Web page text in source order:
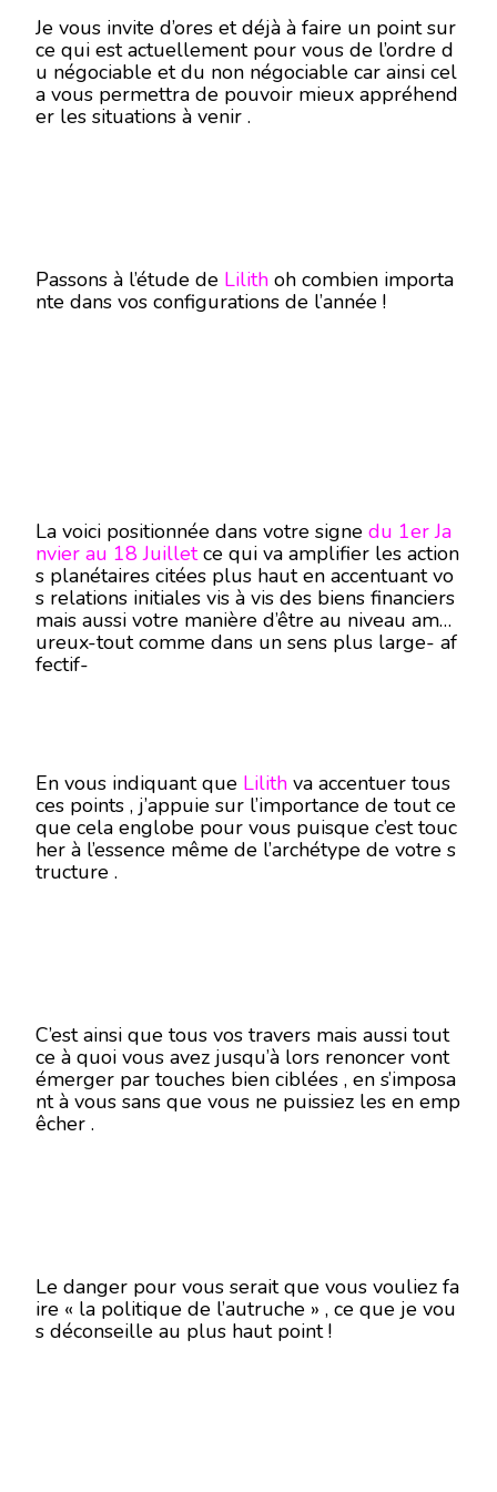
Je vous invite d’ores et déjà à faire un point sur
ce qui est actuellement pour vous de l’ordre d
u négociable et du non négociable car ainsi cel
a vous permettra de pouvoir mieux appréhend
er les situations à venir .
Passons à l’étude de Lilith oh combien importa
nte dans vos configurations de l’année !
La voici positionnée dans votre signe du 1er Ja
nvier au 18 Juilletce qui va amplifier les action
s planétaires citées plus haut en accentuant vo
s relations initiales vis à vis des biens financiers
mais aussi votre manière d’être au niveau amo
ureux-tout comme dans un sens plus large- af
fectif-
En vous indiquant que Lilith va accentuer tous
ces points , j’appuie sur l’importance de tout ce
que cela englobe pour vous puisque c’est touc
her à l’essence même de l’archétype de votre s
tructure .
C’est ainsi que tous vos travers mais aussi tout
ce à quoi vous avez jusqu’à lors renoncer vont
émerger par touches bien ciblées , en s’imposa
nt à vous sans que vous ne puissiez les en emp
êcher .
Le danger pour vous serait que vous vouliez fa
ire « la politique de l’autruche » , ce que je vou
s déconseille au plus haut point !